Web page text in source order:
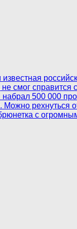
смог
500 000
Можно
с